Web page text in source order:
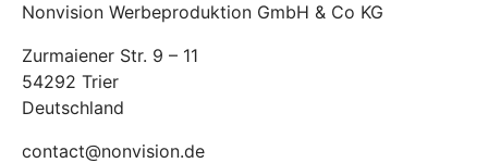
Nonvision Werbeproduktion GmbH & Co KG
Zurmaiener Str. 9 – 11
54292 Trier
Deutschland
contact@nonvision.de